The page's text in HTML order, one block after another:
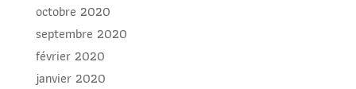
octobre 2020
septembre 2020
février 2020
janvier 2020